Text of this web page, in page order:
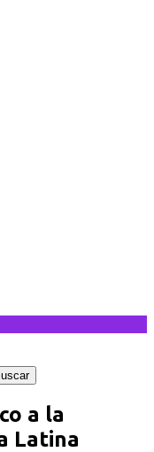
a la
Latina